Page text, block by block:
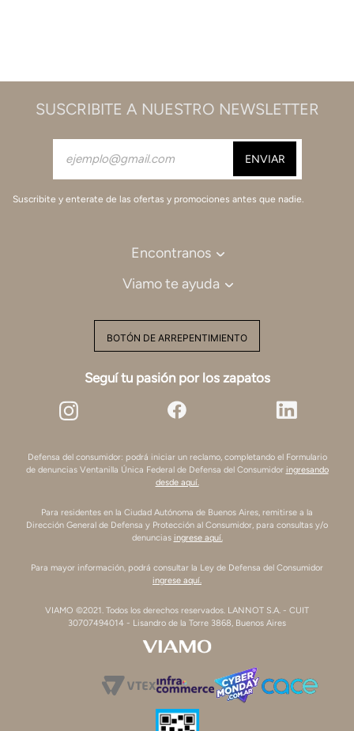
SUSCRIBITE A NUESTRO NEWSLETTER
Suscribite y enterate de las ofertas y promociones antes que nadie.
Encontranos
Viamo te ayuda
BOTÓN DE ARREPENTIMIENTO
Seguí tu pasión por los zapatos
Defensa del consumidor: podrá iniciar un reclamo, completando el Formulario
de denuncias Ventanilla Única Federal de Defensa del Consumidor ingresando
desde aquí.
Para residentes en la Ciudad Autónoma de Buenos Aires, remitirse a la
Dirección General de Defensa y Protección al Consumidor, para consultas y/o
denuncias ingrese aquí.
Para mayor información, podrá consultar la Ley de Defensa del Consumidor
ingrese aquí.
VIAMO ©2021. Todos los derechos reservados. LANNOT S.A. - CUIT
30707494014 - Lisandro de la Torre 3868, Buenos Aires